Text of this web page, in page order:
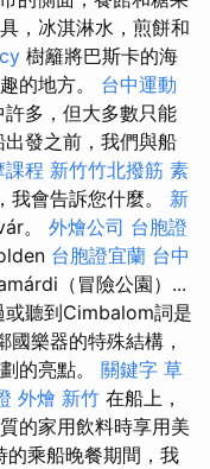
，冰淇淋水，煎餅和
樹籬將巴斯卡的海
的地方。 台中運動
多，但大多數只能
發之前，我們與船
課程 新竹竹北撥筋 素
我會告訴您什麼。 新
。 外燴公司 台胞證
台胞證宜蘭 台中
（冒險公園）...
或聽到Cimbalom詞是
國樂器的特殊結構，
的亮點。 關鍵字 草
外燴 新竹 在船上，
的家用飲料時享用美
的乘船晚餐期間，我